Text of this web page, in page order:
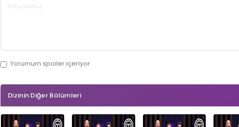
Yorumum spoileriçeriyor
Dizinin Diğer Bölümleri